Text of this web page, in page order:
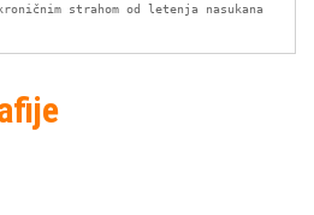
strahom od letenja nasukana